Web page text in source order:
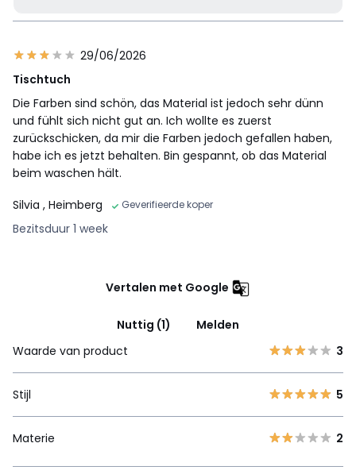
29/06/2026
Tischtuch
Die Farben sind schön, das Material ist jedoch sehr dünn
und fühlt sich nicht gut an. Ich wollte es zuerst
zurückschicken, da mir die Farben jedoch gefallen haben,
habe ich es jetzt behalten. Bin gespannt, ob das Material
beim waschen hält.
Silvia , Heimberg Geverifieerde koper
Bezitsduur 1 week
Vertalen met Google
Nuttig (1)
Melden
Waarde van product
3
Stijl 5
Materie 2